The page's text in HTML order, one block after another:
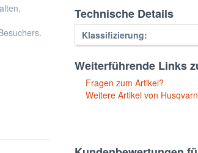
Technische Details
Klassifizierung:
Weiterführende Links
Fragen zum Artikel?
Weitere Artikel von